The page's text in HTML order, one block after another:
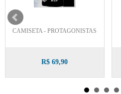
CAMISETA - PROTAGONISTAS
R$ 69,90